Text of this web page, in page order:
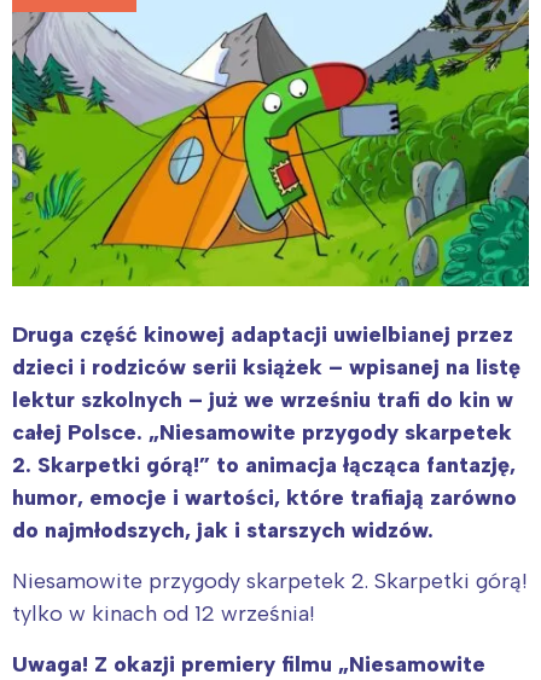
Druga część kinowej adaptacji uwielbianej przez
dzieci i rodziców serii książek – wpisanej na listę
lektur szkolnych – już we wrześniu trafi do kin w
całej Polsce. „Niesamowite przygody skarpetek
2. Skarpetki górą!” to animacja łącząca fantazję,
humor, emocje i wartości, które trafiają zarówno
do najmłodszych, jak i starszych widzów.
Niesamowite przygody skarpetek 2. Skarpetki górą!
tylko w kinach od 12 września!
Uwaga! Z okazji premiery filmu „Niesamowite